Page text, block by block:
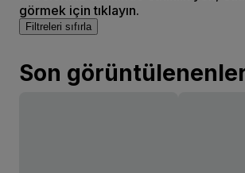
görmek için tıklayın.
Filtreleri sıfırla
Son